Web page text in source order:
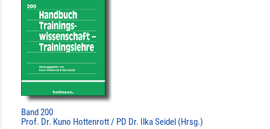
Band 200
Prof. Dr. Kuno Hottenrott / PD Dr. Ilka Seidel (Hrsg.)